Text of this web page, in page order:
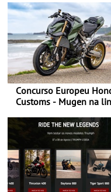
Concurso Europeu
Customs - Mugen na
ganhar